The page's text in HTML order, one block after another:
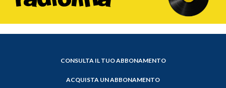
CONSULTA IL TUO ABBONAMENTO
ACQUISTA UN ABBONAMENTO